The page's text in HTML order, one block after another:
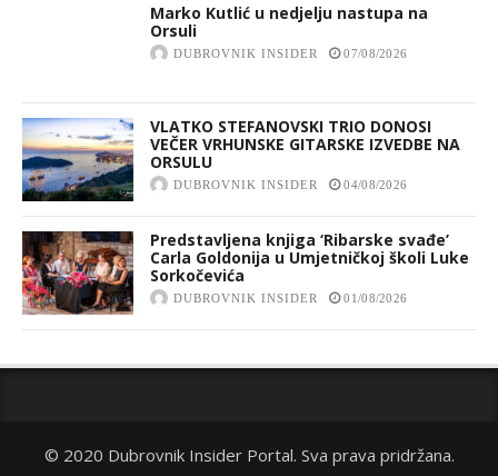
Marko Kutlić u nedjelju nastupa na
Orsuli
DUBROVNIK INSIDER 07/08/2026
VLATKO STEFANOVSKI TRIO DONOSI
VEČER VRHUNSKE GITARSKE IZVEDBE NA
ORSULU
DUBROVNIK INSIDER 04/08/2026
Predstavljena knjiga ‘Ribarske svađe’
Carla Goldonija u Umjetničkoj školi Luke
Sorkočevića
DUBROVNIK INSIDER 01/08/2026
© 2020 Dubrovnik Insider Portal. Sva prava pridržana.